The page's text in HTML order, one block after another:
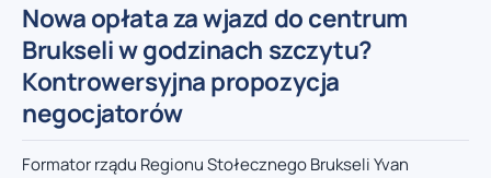
Nowa opłata za wjazd do centrum
Brukseli w godzinach szczytu?
Kontrowersyjna propozycja
negocjatorów
Formator rządu Regionu Stołecznego Brukseli Yvan